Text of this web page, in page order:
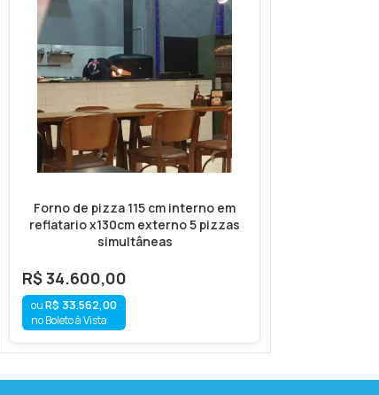
Forno de pizza 115 cm interno em
reflatario x130cm externo 5 pizzas
simultâneas
R$34.600,00
R$ 33.562,00
no Boleto à Vista